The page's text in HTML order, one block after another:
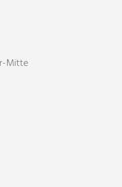
Mitte